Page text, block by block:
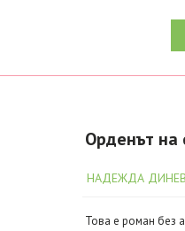
Орденът на
НАДЕЖДА
Това е роман без